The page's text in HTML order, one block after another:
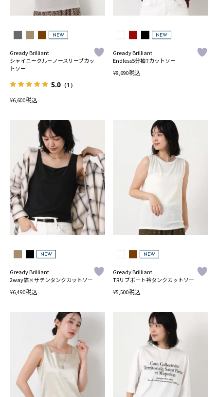
NEW
Gready Brilliant
シャイニークル－ノースリーブカッ
トソー
5.0 （1）
¥6,600税込
NEW
Gready Brilliant
Endless5分袖Tカットソー
¥8,690税込
NEW
Gready Brilliant
2way箔×サテンタンクカットソー
¥6,490税込
NEW
Gready Brilliant
TRリブボート衿タンクカットソー
¥5,500税込